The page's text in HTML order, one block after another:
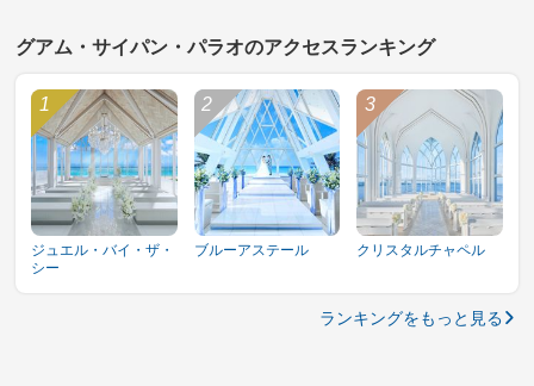
グアム・サイパン・パラオのアクセスランキング
ジュエル・バイ・ザ・
シー
ブルーアステール クリスタルチャペル
ランキングをもっと見る